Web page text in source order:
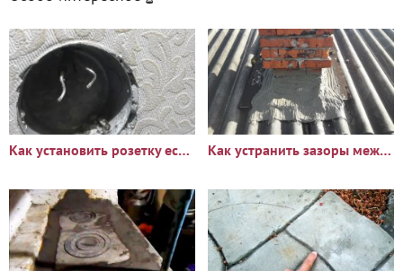
Как установить розетку если остались короткие провода Как устранить зазоры между печной трубой и шифером